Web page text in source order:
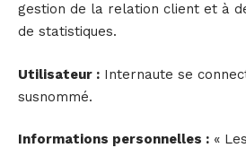
gestion de la relation client et à
de statistiques.
Utilisateur : Internaute se
susnommé.
Informations personnelles : «